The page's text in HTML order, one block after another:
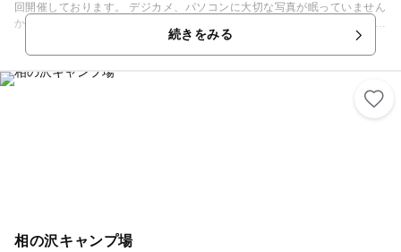
回開催しております。 デジカメ、パソコンに大切な写真が眠っていません
か？ 何気ない日常を写した写真は、いつかかけがえのない宝物になります
そんな宝物を「1冊のオリジナルアルバム」にまとめましょう♪
続きをみる
相の沢キャンプ場